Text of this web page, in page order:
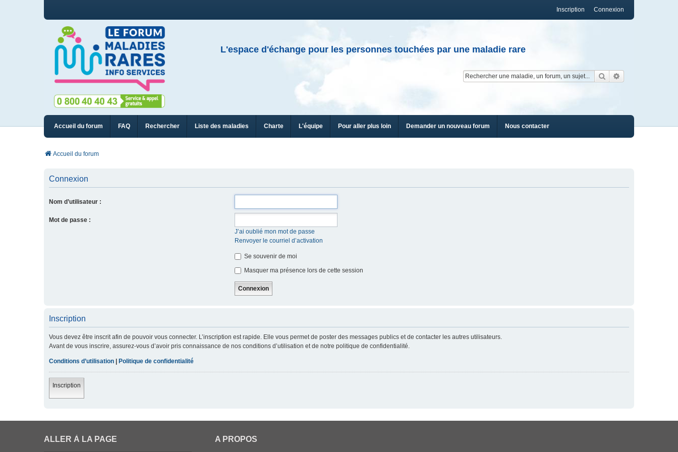
Connexion
Inscription
L'espace d'échange pour les personnes touchées par une maladie rare
Rechercher
Accueil du forum FAQ Rechercher Liste des maladies Charte L'équipe Pour aller plus loin Demander un nouveau forum Nous contacter
Accueil du forum
Connexion
Nom d’utilisateur :
Mot de passe :
J’ai oublié mon mot de passe
Renvoyer le courriel d’activation
Se souvenir de moi
Masquer ma présence lors de cette session
Inscription
Vous devez être inscrit afin de pouvoir vous connecter. L’inscription est rapide. Elle vous permet de poster des messages publics et de contacter les autres utilisateurs.
Avant de vous inscrire, assurez-vous d’avoir pris connaissance de nos conditions d’utilisation et de notre politique de confidentialité.
Conditions d’utilisation Politique de confidentialité
Inscription
ALLER À LA PAGE A PROPOS